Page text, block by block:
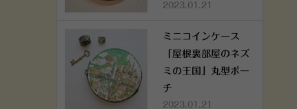
2023.01.21
ミニコインケース
「屋根裏部屋のネズ
ミの王国」丸型ポー
チ
2023.01.21